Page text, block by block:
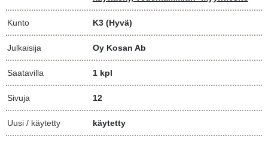
Kunto K3 (Hyvä)
Julkaisija Oy Kosan Ab
Saatavilla 1 kpl
Sivuja 12
Uusi / käytetty käytetty